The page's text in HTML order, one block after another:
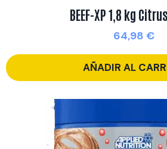
BEEF-XP 1,8 kg
64,98 €
AÑADIR AL